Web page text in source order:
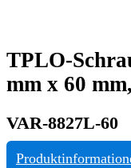
TPLO-
mm x 60
VAR-8827L-60